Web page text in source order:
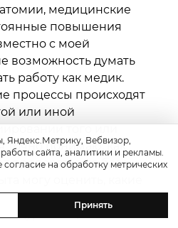
медицинские
повышения
с моей
возможность думать
работу как медик.
процессы происходят
или иной
того или
точно понимаю, как
препарат, я на базе
могу оценить, какие
данного пациента
Открывая
Яндекс.Метрику, Вебвизор,
сайта, аналитики и рекламы.
на обработку метрических
Принять